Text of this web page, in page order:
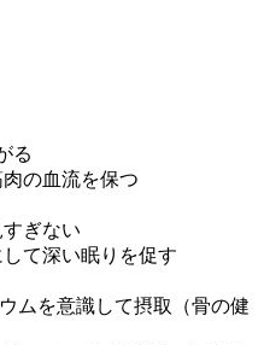
る
の血流を保つ
ぎない
て深い眠りを促す
ムを意識して摂取（骨の健